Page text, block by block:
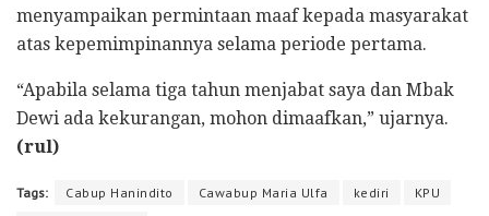
menyampaikan permintaan maaf kepada masyarakat
atas kepemimpinannya selama periode pertama.
“Apabila selama tiga tahun menjabat saya dan Mbak
Dewi ada kekurangan, mohon dimaafkan,” ujarnya.
(rul)
Tags: Cabup Hanindito Cawabup Maria Ulfa kediri KPU